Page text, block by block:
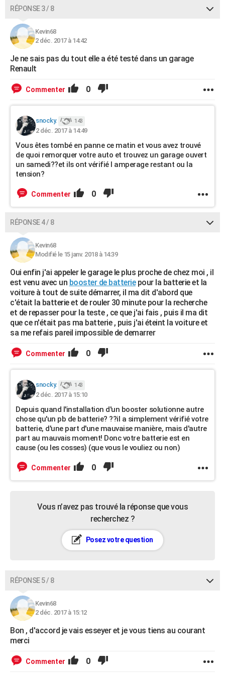
RÉPONSE 3 / 8
Kevin68
2 déc. 2017 à 14:42
Je ne sais pas du tout elle a été testé dans un garage
Renault
Commenter 0
snocky. 143
2 déc. 2017 à 14:49
Vous êtes tombé en panne ce matin et vous avez trouvé
de quoi remorquer votre auto et trouvez un garage ouvert
un samedi??et ils ont vérifié l amperage restant ou la
tension?
Commenter 0
RÉPONSE 4 / 8
Kevin68
Modifié le 15 janv. 2018 à 14:39
Oui enfin j'ai appeler le garage le plus proche de chez moi , il
est venu avec un booster de batteriepour la batterie et la
voiture à tout de suite démarrer, il ma dit d'abord que
c'était la batterie et de rouler 30 minute pour la recherche
et de repasser pour la teste , ce que j'ai fais , puis il ma dit
que ce n'était pas ma batterie , puis j'ai éteint la voiture et
sa me refais pareil impossible de demarrer
Commenter 0
snocky. 143
2 déc. 2017 à 15:10
Depuis quand l'installation d'un booster solutionne autre
chose qu'un pb de batterie? ??il a simplement vérifié votre
batterie, d'une part d'une mauvaise manière, mais d'autre
part au mauvais moment! Donc votre batterie est en
cause (ou les cosses) (que vous le vouliez ou non)
Commenter 0
Vous n’avez pas trouvé la réponse que vous
recherchez ?
Posez votre question
RÉPONSE 5 / 8
Kevin68
2 déc. 2017 à 15:12
Bon , d'accord je vais esseyer et je vous tiens au courant
merci
Commenter 0